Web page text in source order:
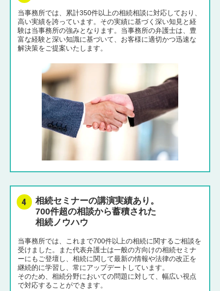
当事務所では、累計350件以上の相続相談に対応しており、
高い実績を誇っています。その実績に基づく深い知見と経
験は当事務所の強みとなります。当事務所の弁護士は、豊
富な経験と深い知識に基づいて、お客様に適切かつ迅速な
解決策をご提案いたします。
相続セミナーの講演実績あり。
700件超の相談から蓄積された
相続ノウハウ
当事務所では、これまで700件以上の相続に関するご相談を
受けました。また代表弁護士は一般の方向けの相続セミナ
ーにもご登壇し、相続に関して最新の情報や法律の改正を
継続的に学習し、常にアップデートしています。
そのため、相続分野においての問題に対して、幅広い視点
で対応することができます。